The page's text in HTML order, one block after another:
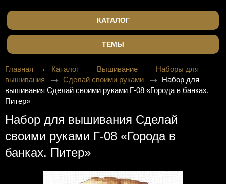
КАТАЛОГ
ТЕМЫ
Главная Каталог Вышивание
Наборы для
вышивания
Сделай своими руками
Набор для
вышивания Сделай своими руками Г-08 «Города в банках.
Питер»
Набор для вышивания Сделай
своими руками Г-08 «Города в
банках. Питер»